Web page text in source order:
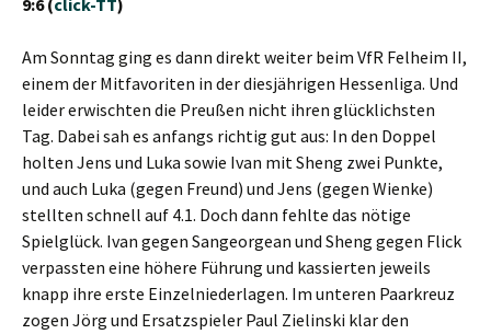
9:6 (click-TT)
Am Sonntag ging es dann direkt weiter beim VfR Felheim II,
einem der Mitfavoriten in der diesjährigen Hessenliga. Und
leider erwischten die Preußen nicht ihren glücklichsten
Tag. Dabei sah es anfangs richtig gut aus: In den Doppel
holten Jens und Luka sowie Ivan mit Sheng zwei Punkte,
und auch Luka (gegen Freund) und Jens (gegen Wienke)
stellten schnell auf 4.1. Doch dann fehlte das nötige
Spielglück. Ivan gegen Sangeorgean und Sheng gegen Flick
verpassten eine höhere Führung und kassierten jeweils
knapp ihre erste Einzelniederlagen. Im unteren Paarkreuz
zogen Jörg und Ersatzspieler Paul Zielinski klar den